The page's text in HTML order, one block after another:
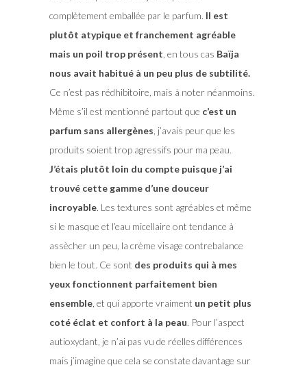
complètement emballée par le parfum. Il est
plutôt atypique et franchement agréable
mais un poil trop présent , en tous cas Baïja
nous avait habitué à un peu plus de subtilité.
Ce n’est pas rédhibitoire, mais à noter néanmoins.
Même s’il est mentionné partout que c’est un
parfum sans allergènes , j’avais peur que les
produits soient trop agressifs pour ma peau.
J’étais plutôt loin du compte puisque j’ai
trouvé cette gamme d’une douceur
incroyable. Les textures sont agréables et même
si le masque et l’eau micellaire ont tendance à
assècher un peu, la crème visage contrebalance
bien le tout. Ce sont des produits qui à mes
yeux fonctionnent parfaitement bien
ensemble, et qui apporte vraiment un petit plus
coté éclat et confort à la peau. Pour l’aspect
autioxydant, je n’ai pas vu de réelles différences
mais j’imagine que cela se constate davantage sur